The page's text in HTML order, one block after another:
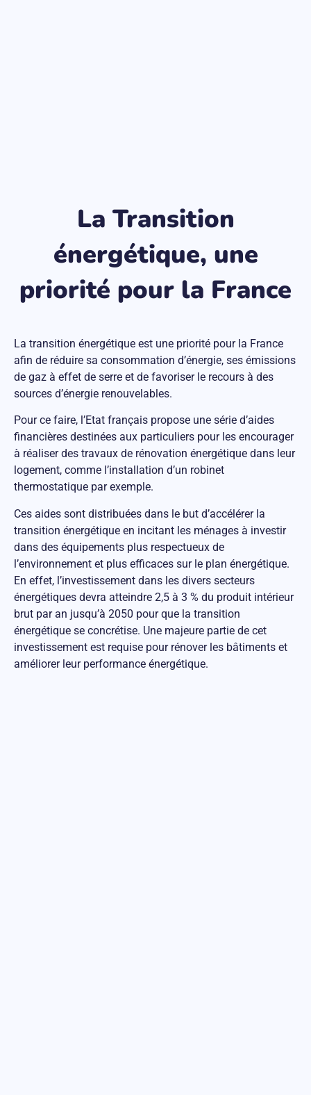
La Transition
énergétique, une
priorité pour la France
La transition énergétique est une priorité pour la France
afin de réduire sa consommation d’énergie, ses émissions
de gaz à effet de serre et de favoriser le recours à des
sources d’énergie renouvelables.
Pour ce faire, l’Etat français propose une série d’aides
financières destinées aux particuliers pour les encourager
à réaliser des travaux de rénovation énergétique dans leur
logement, comme l’installation d’un robinet
thermostatique par exemple.
Ces aides sont distribuées dans le but d’accélérer la
transition énergétique en incitant les ménages à investir
dans des équipements plus respectueux de
l’environnement et plus efficaces sur le plan énergétique.
En effet, l’investissement dans les divers secteurs
énergétiques devra atteindre 2,5 à 3 % du produit intérieur
brut par an jusqu’à 2050 pour que la transition
énergétique se concrétise. Une majeure partie de cet
investissement est requise pour rénover les bâtiments et
améliorer leur performance énergétique.